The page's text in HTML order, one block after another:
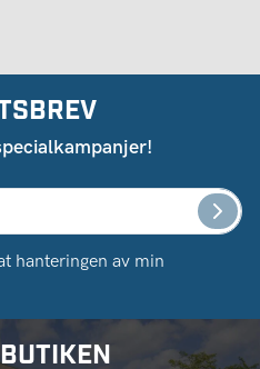
hanteringen av min